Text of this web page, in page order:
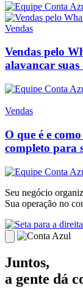
Vendas
Vendas pelo
alavancar
Vendas
O que é e
completo para
Seu negócio
Sua operação no
Juntos,
a gente dá